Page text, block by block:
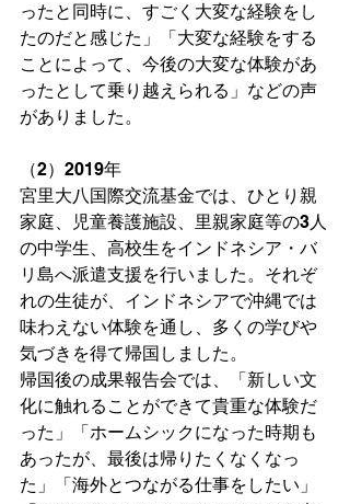
ったと同時に、すごく大変な経験をし
たのだと感じた」「大変な経験をする
ことによって、今後の大変な体験があ
ったとして乗り越えられる」などの声
がありました。
（2）2019年
宮里大八国際交流基金では、ひとり親
家庭、児童養護施設、里親家庭等の3人
の中学生、高校生をインドネシア・バ
リ島へ派遣支援を行いました。それぞ
れの生徒が、インドネシアで沖縄では
味わえない体験を通し、多くの学びや
気づきを得て帰国しました。
帰国後の成果報告会では、「新しい文
化に触れることができて貴重な体験だ
った」「ホームシックになった時期も
あったが、最後は帰りたくなくなっ
た」「海外とつながる仕事をしたい」